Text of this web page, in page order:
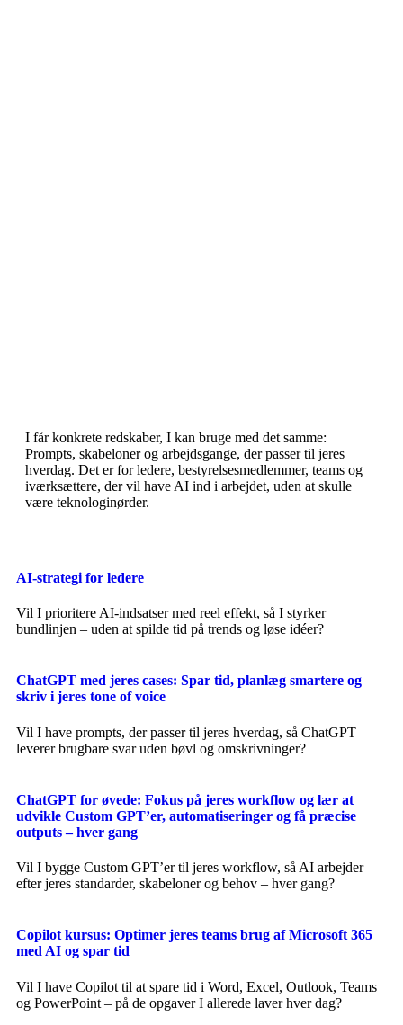
I får konkrete redskaber, I kan bruge med det samme:
Prompts, skabeloner og arbejdsgange, der passer til jeres
hverdag. Det er for ledere, bestyrelsesmedlemmer, teams og
iværksættere, der vil have AI ind i arbejdet, uden at skulle
være teknologinørder.
AI-strategi for ledere
Vil I prioritere AI-indsatser med reel effekt, så I styrker
bundlinjen – uden at spilde tid på trends og løse idéer?
ChatGPT med jeres cases: Spar tid, planlæg smartere og
skriv i jeres tone of voice
Vil I have prompts, der passer til jeres hverdag, så ChatGPT
leverer brugbare svar uden bøvl og omskrivninger?
ChatGPT for øvede: Fokus på jeres workflow og lær at
udvikle Custom GPT’er, automatiseringer og få præcise
outputs – hver gang
Vil I bygge Custom GPT’er til jeres workflow, så AI arbejder
efter jeres standarder, skabeloner og behov – hver gang?
Copilot kursus: Optimer jeres teams brug af Microsoft 365
med AI og spar tid
Vil I have Copilot til at spare tid i Word, Excel, Outlook, Teams
og PowerPoint – på de opgaver I allerede laver hver dag?